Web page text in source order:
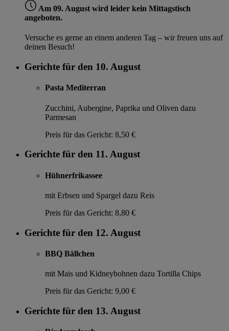
Am 09. August wird leider kein Mittagstisch
angeboten.
Versuche es gerne an einem anderen Tag – wir freuen uns auf
deinen Besuch!
Gerichte für den 10. August
Pasta Mediterran
Zucchini, Aubergine, Paprika und Oliven dazu
Parmesan
Preis für das Gericht: 8,50 €
Gerichte für den 11. August
Hühnerfrikassee
mit Erbsen und Spargel dazu Reis
Preis für das Gericht: 8,80 €
Gerichte für den 12. August
BBQ Bällchen
mit Mais und Kidneybohnen dazu Tortilla Chips
Preis für das Gericht: 9,00 €
Gerichte für den 13. August